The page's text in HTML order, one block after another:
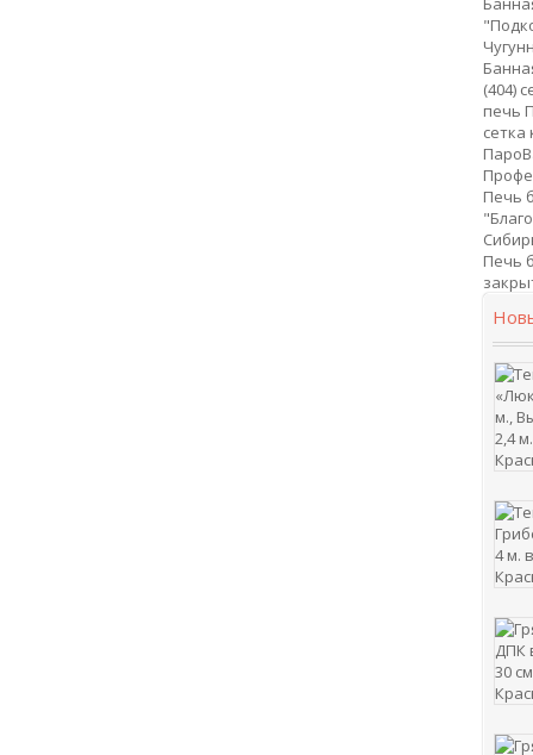
(404)
печь
сетка
Печь
Печь